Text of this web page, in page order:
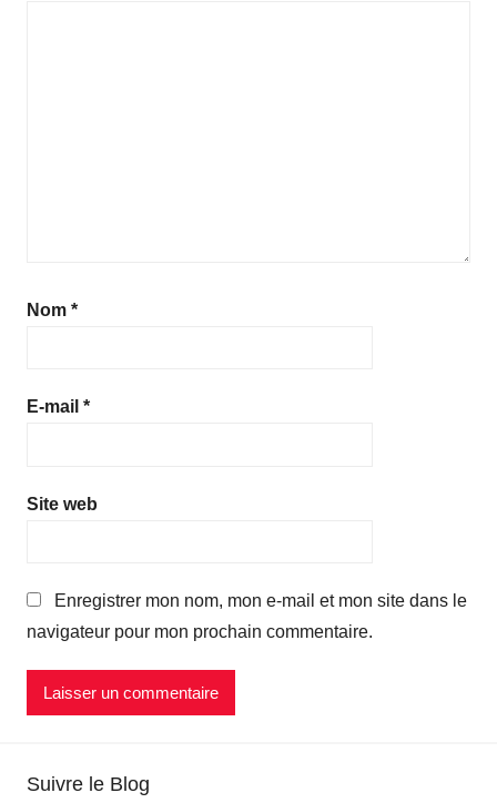
Nom *
E-mail *
Site web
Enregistrer mon nom, mon e-mail et mon site dans le
navigateur pour mon prochain commentaire.
Suivre le Blog